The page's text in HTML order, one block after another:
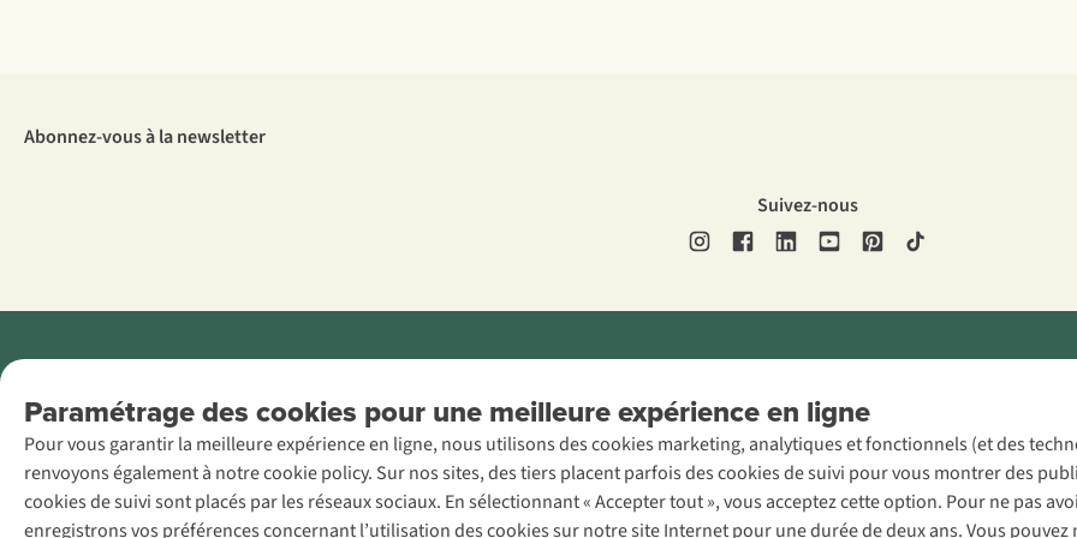
Paramétrage des cookies pour une meilleure expérience en ligne
Pour vous garantir la meilleure expérience en ligne, nous utilisons des cookies marketing, analytiques et fonctionnels (et des
renvoyons également à notre cookie policy. Sur nos sites, des tiers placent parfois des cookies de suivi pour vous montrer des
cookies de suivi sont placés par les réseaux sociaux. En sélectionnant « Accepter tout », vous acceptez cette option. Pour ne pas
enregistrons vos préférences concernant l’utilisation des cookies sur notre site Internet pour une durée de deux ans. Vous
Abonnez-vous à la newsletter
Suivez-nous
AS Adventure
France SAS,
Rue du Vieux
Faubourg 14, F-